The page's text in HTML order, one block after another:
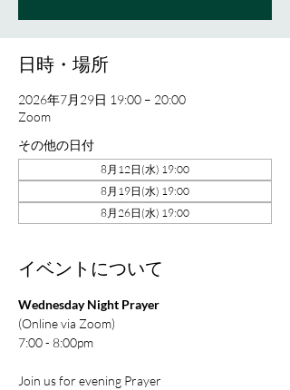
日時・場所
2026年7月29日 19:00 – 20:00
Zoom
その他の日付
8月12日(水) 19:00
8月19日(水) 19:00
8月26日(水) 19:00
イベントについて
Wednesday Night Prayer
(Online via Zoom)
7:00 - 8:00pm
Join us for evening Prayer